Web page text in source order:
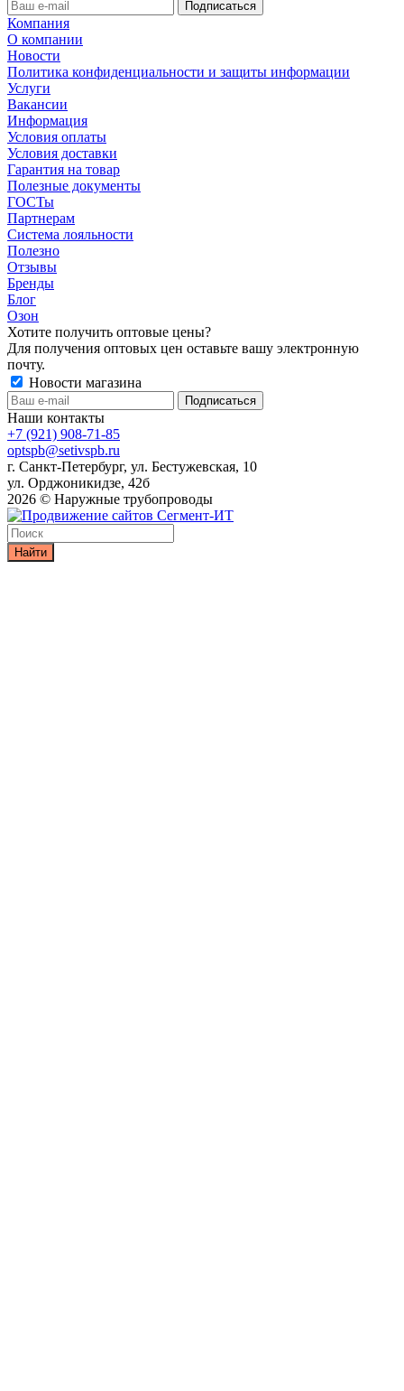
Компания
О компании
Новости
Политика конфиденциальности и защиты информации
Услуги
Вакансии
Информация
Условия оплаты
Условия доставки
Гарантия на товар
Полезные документы
ГОСТы
Партнерам
Система лояльности
Полезно
Отзывы
Бренды
Блог
Озон
Хотите получить оптовые цены?
Для получения оптовых цен оставьте вашу электронную
почту.
Новости магазина
Наши контакты
+7 (921) 908-71-85
optspb@setivspb.ru
г. Санкт-Петербург, ул. Бестужевская, 10
ул. Орджоникидзе, 42б
2026 © Наружные трубопроводы
Найти